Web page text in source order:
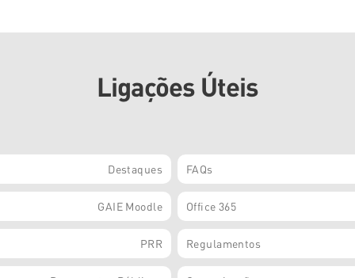
Ligações Úteis
Destaques FAQs
GAIE Moodle Office 365
PRR Regulamentos